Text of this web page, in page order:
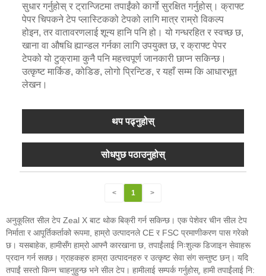
सुधार गर्नुहोस् र ट्रान्जिटमा तपाईंको कार्गो सुरक्षित गर्नुहोस्। क्राफ्ट
पेपर चिपकने टेप प्लास्टिकको टेपको लागि मात्र राम्रो विकल्प
होइन, तर वातावरणलाई शून्य हानि पनि हो। यो गन्धरहित र स्वच्छ छ,
खाना वा औषधि ह्यान्डल गर्नका लागि उपयुक्त छ, र क्राफ्ट पेपर
टेपको यो टुक्रामा कुनै पनि महत्त्वपूर्ण जानकारी छाप्न सकिन्छ।
उत्कृष्ट मार्किङ, कोडिङ, लोगो प्रिन्टिङ, र यहाँ सम्म कि आधारभूत
लेखन।
थप पढ्नुहोस्
सोधपुछ पठाउनुहोस्
< 1 >
अनुकूलित सील टेप Zeal X बाट थोक बिक्री गर्न सकिन्छ। एक पेशेवर चीन सील टेप
निर्माता र आपूर्तिकर्ताको रूपमा, हाम्रो उत्पादनले CE र FSC प्रमाणीकरण पास गरेको
छ। यसबाहेक, हामीसँग हाम्रो आफ्नै कारखाना छ, तपाईंलाई निःशुल्क डिजाइन सेवाहरू
प्रदान गर्न सक्छ। ग्राहकहरु हाम्रा उत्पादनहरु र उत्कृष्ट सेवा संग सन्तुष्ट छन्। यदि
तपाईं सस्तो किन्न चाहनुहुन्छ भने सील टेप। हामीलाई सम्पर्क गर्नुहोस्, हामी तपाईंलाई नि: